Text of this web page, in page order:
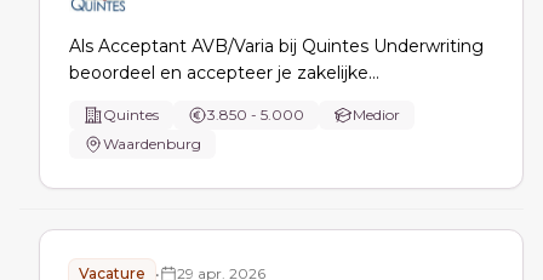
Als Acceptant AVB/Varia bij Quintes Underwriting
beoordeel en accepteer je zakelijke
polissen op, pas je premieberekeningen toe,
signaleer je bijzondere risico’s en denk je mee
Quintes 3.850 - 5.000
Medior
Waardenburg
Vacature • 29 apr. 2026